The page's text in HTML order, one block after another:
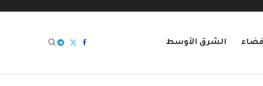
فضاء الشرق الأوسط